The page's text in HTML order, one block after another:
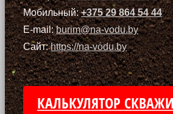
Мобильный:+375 29 864 54 44
E-mail:burim@na-vodu.by
Сайт:https://na-vodu.by
КАЛЬКУЛЯТОР